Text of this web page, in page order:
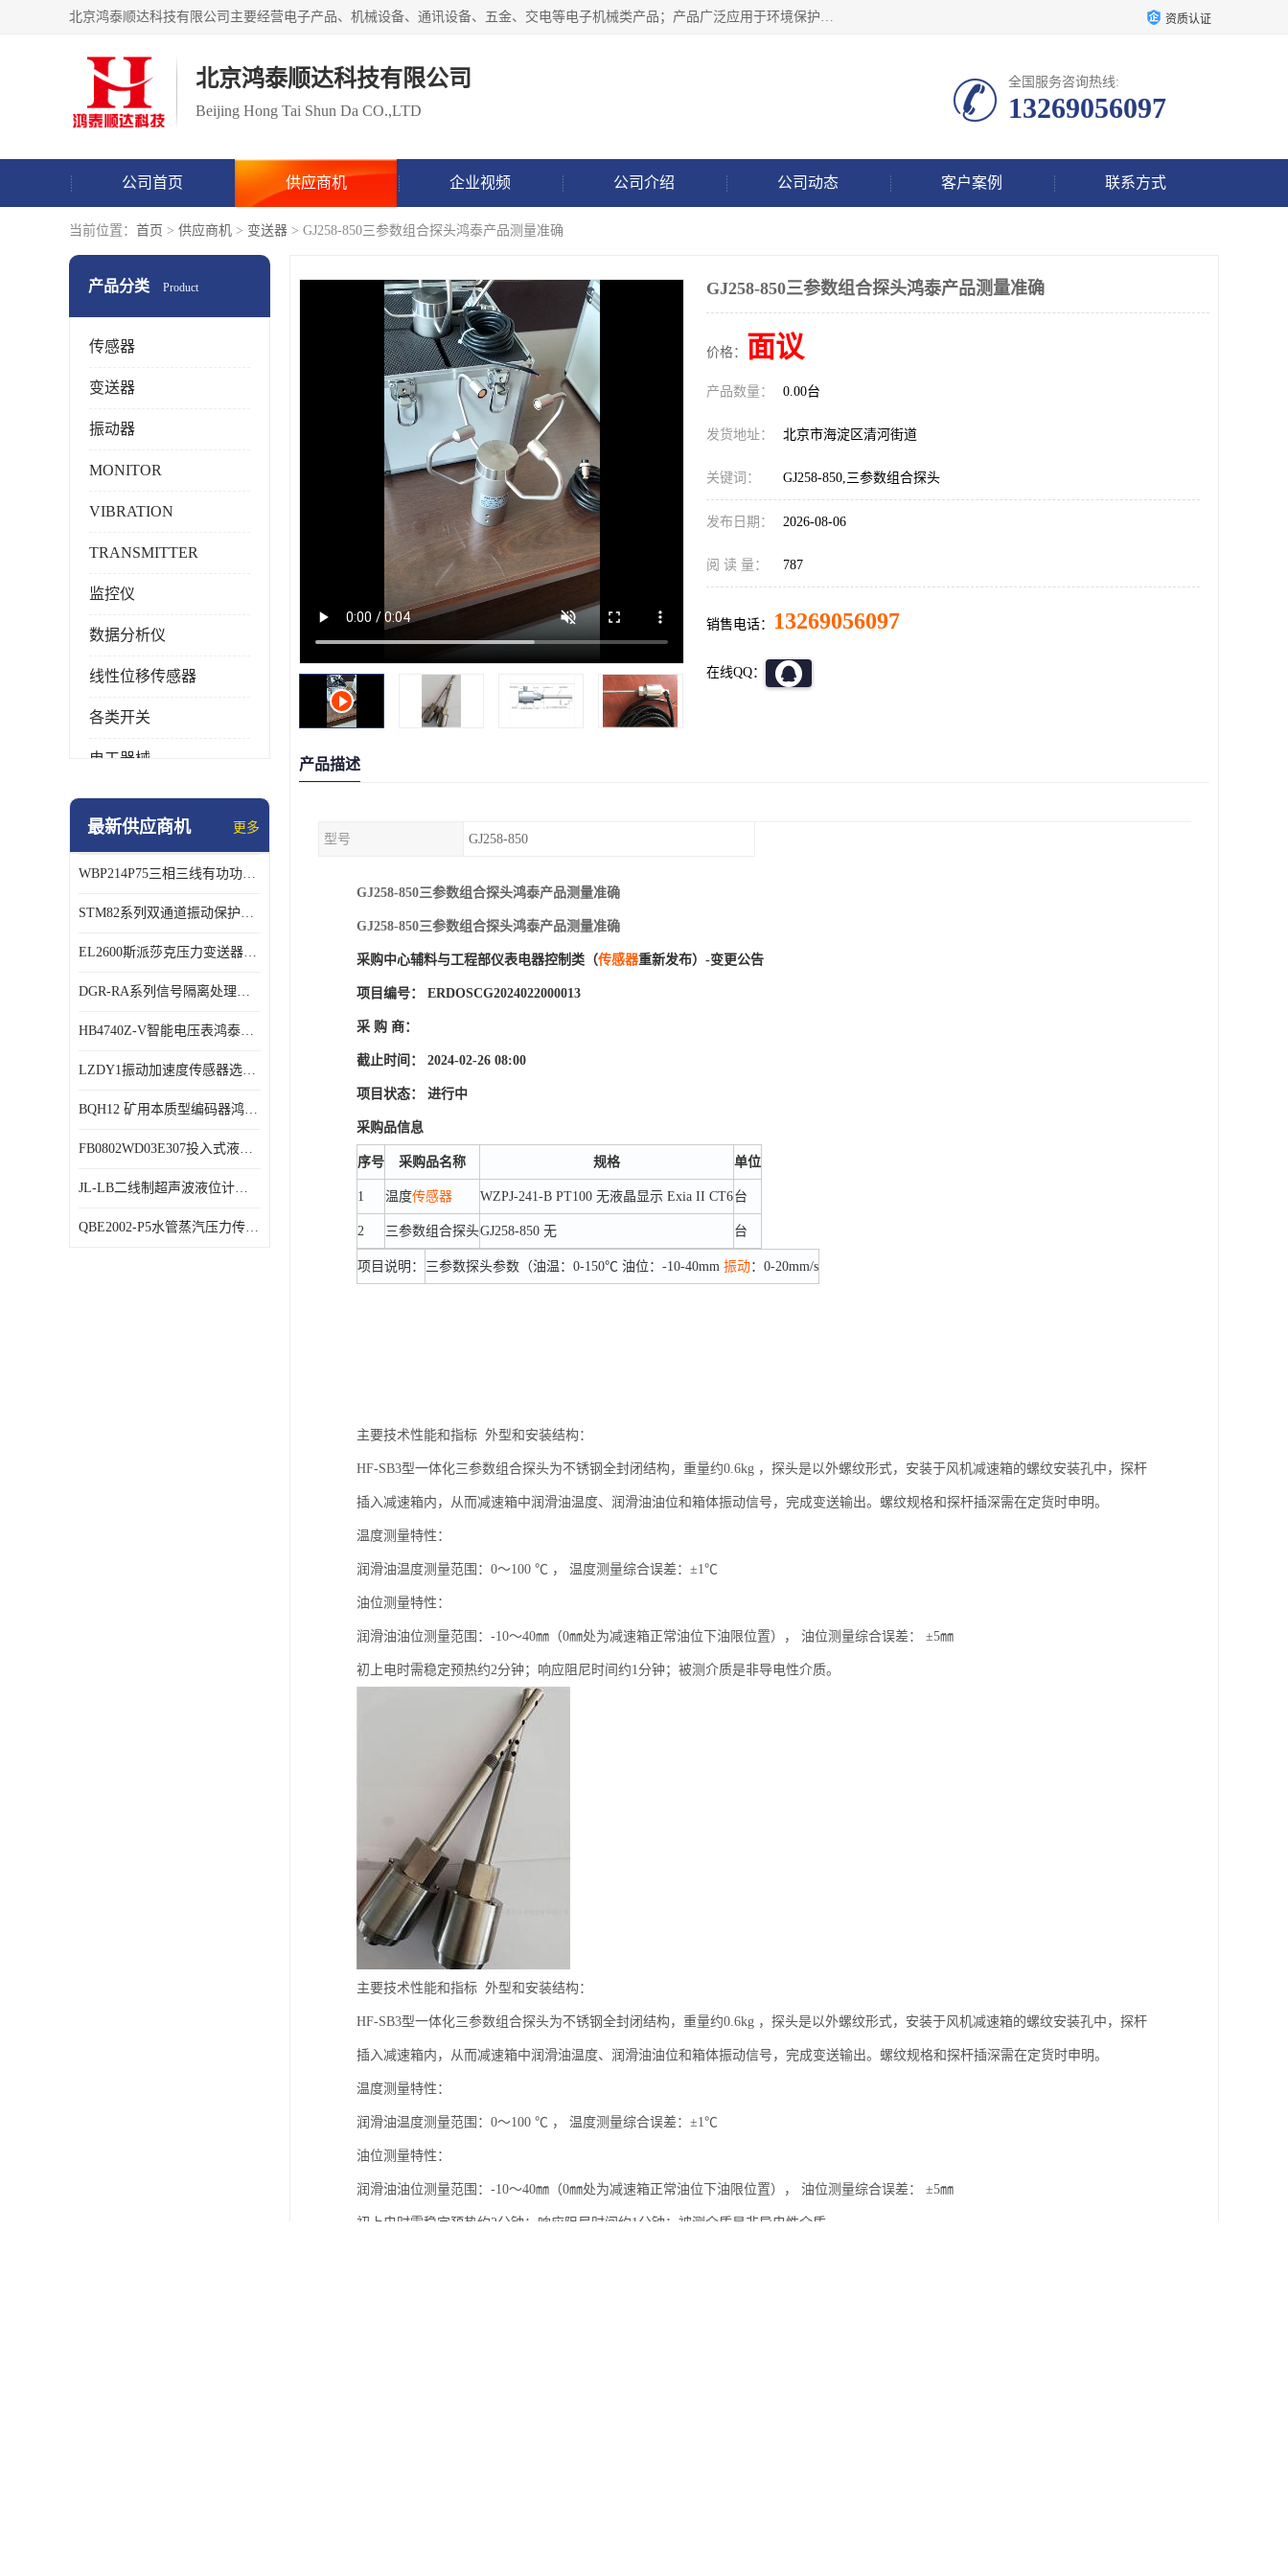
北京鸿泰顺达科技有限公司主要经营电子产品、机械设备、通讯设备、五金、交电等电子机械类产品；产品广泛应用于环境保护、石油化工、电力电子、冶金建筑、煤炭、农业、卫生防疫、教育科研等行业。并成功的与各地环境监测站、污水处理厂、卷烟厂、电厂、高校、科学院所、卫生防疫部门、煤矿、石化厂等用户建立了密切的合作关系。 资质认证
北京鸿泰顺达科技有限公司
Beijing Hong Tai Shun Da CO.,LTD
全国服务咨询热线:
13269056097
公司首页 供应商机 企业视频 公司介绍 公司动态 客户案例 联系方式
当前位置： 首页 > 供应商机 > 变送器 > GJ258-850三参数组合探头鸿泰产品测量准确
产品分类 Product
传感器
变送器
振动器
MONITOR
VIBRATION
TRANSMITTER
监控仪
数据分析仪
线性位移传感器
各类开关
电工器械
模块化产品
特殊用处传感器
特殊用途变送器
最新供应商机 更多
WBP214P75三相三线有功功率传感器鸿泰顺达产品稳定性好
STM82系列双通道振动保护表鸿泰产品技术规格
EL2600斯派莎克压力变送器技术规格
DGR-RA系列信号隔离处理器鸿泰产品技术规格
HB4740Z-V智能电压表鸿泰产品外形美观大方
LZDY1振动加速度传感器选型资料
BQH12 矿用本质型编码器鸿泰产品实物展示
FB0802WD03E307投入式液位计鸿泰产品选型参数
JL-LB二线制超声波液位计鸿泰产品外形美观大方
QBE2002-P5水管蒸汽压力传感器西门子产品技术规格
GJ258-850三参数组合探头鸿泰产品测量准确
价格： 面议
产品数量： 0.00台
发货地址： 北京市海淀区清河街道
关键词： GJ258-850,三参数组合探头
发布日期： 2026-08-06
阅 读 量： 787
销售电话： 13269056097
在线QQ：
产品描述
型号 GJ258-850
GJ258-850三参数组合探头鸿泰产品测量准确
GJ258-850三参数组合探头鸿泰产品测量准确
采购中心辅料与工程部仪表电器控制类（传感器重新发布）-变更公告
项目编号： ERDOSCG2024022000013
采 购 商：
截止时间： 2024-02-26 08:00
项目状态： 进行中
采购品信息
序号 采购品名称 规格 单位
1 温度传感器 WZPJ-241-B PT100 无液晶显示 Exia II CT6台
2 三参数组合探头GJ258-850 无 台
项目说明： 三参数探头参数（油温：0-150℃ 油位：-10-40mm 振动：0-20mm/s
主要技术性能和指标 外型和安装结构：
HF-SB3型一体化三参数组合探头为不锈钢全封闭结构，重量约0.6kg ，探头是以外螺纹形式，安装于风机减速箱的螺纹安装孔中，探杆
插入减速箱内，从而减速箱中润滑油温度、润滑油油位和箱体振动信号，完成变送输出。螺纹规格和探杆插深需在定货时申明。
温度测量特性：
润滑油温度测量范围：0～100 ℃ ， 温度测量综合误差：±1℃
油位测量特性：
润滑油油位测量范围：-10～40㎜（0㎜处为减速箱正常油位下油限位置）， 油位测量综合误差： ±5㎜
初上电时需稳定预热约2分钟；响应阻尼时间约1分钟；被测介质是非导电性介质。
主要技术性能和指标 外型和安装结构：
HF-SB3型一体化三参数组合探头为不锈钢全封闭结构，重量约0.6kg ，探头是以外螺纹形式，安装于风机减速箱的螺纹安装孔中，探杆
插入减速箱内，从而减速箱中润滑油温度、润滑油油位和箱体振动信号，完成变送输出。螺纹规格和探杆插深需在定货时申明。
温度测量特性：
润滑油温度测量范围：0～100 ℃ ， 温度测量综合误差：±1℃
油位测量特性：
润滑油油位测量范围：-10～40㎜（0㎜处为减速箱正常油位下油限位置）， 油位测量综合误差： ±5㎜
初上电时需稳定预热约2分钟；响应阻尼时间约1分钟；被测介质是非导电性介质。